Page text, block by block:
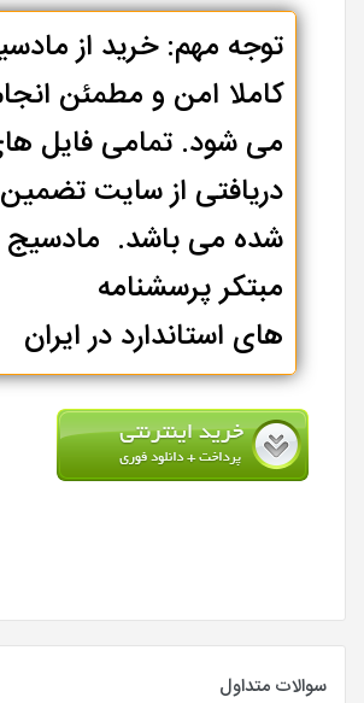
توجه مهم: خرید از
کاملا امن و مطمئن
می شود. تمامی فایل
دریافتی از سایت تضمین
شده می باشد. مادسیج
مبتکر پرسشنامه
های استاندارد در ایران
سوالات متداول